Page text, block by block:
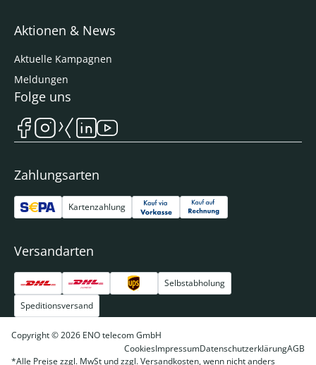
Aktionen & News
Aktuelle Kampagnen
Meldungen
Zahlungsarten
Kartenzahlung
Versandarten
Selbstabholung
Speditionsversand
Folge uns
Copyright © 2026 ENO telecom GmbH
CookiesImpressumDatenschutzerklärungAGB
*Alle Preise zzgl. MwSt und zzgl. Versandkosten, wenn nicht anders